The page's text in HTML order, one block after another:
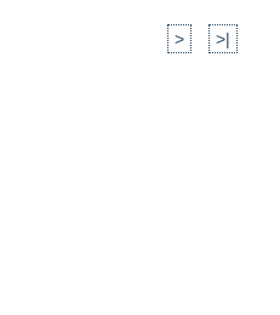
> >|